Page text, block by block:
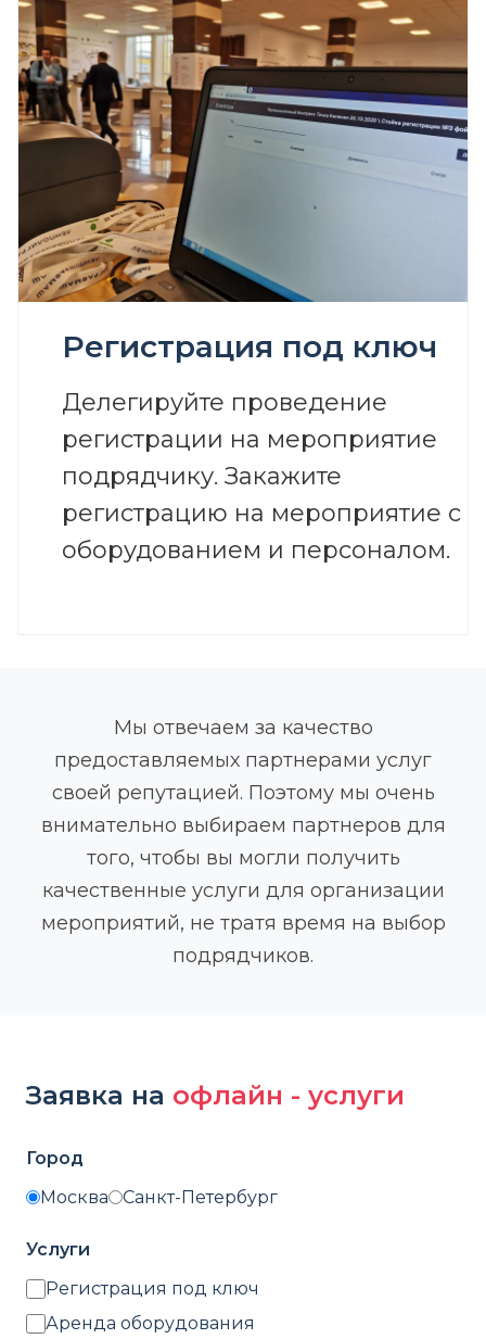
Регистрация под ключ
Делегируйте проведение
регистрации на мероприятие
подрядчику. Закажите
регистрацию на мероприятие с
оборудованием и персоналом.
Мы отвечаем за качество
предоставляемых партнерами услуг
своей репутацией. Поэтому мы очень
внимательно выбираем партнеров для
того, чтобы вы могли получить
качественные услуги для организации
мероприятий, не тратя время на выбор
подрядчиков.
Заявка на офлайн - услуги
Город
Москва
Санкт-Петербург
Услуги
Регистрация под ключ
Аренда оборудования